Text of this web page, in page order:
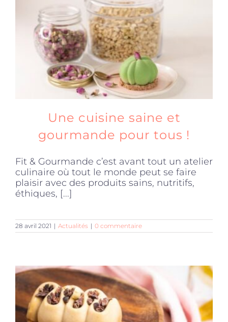
Produits sains
Click and collect
Accessoires
Offres
Une cuisine saine et
gourmande pour tous !
Fit & Gourmande c’est avant tout un atelier
culinaire où tout le monde peut se faire
plaisir avec des produits sains, nutritifs,
éthiques, [...]
28 avril 2021 | Actualités | 0 commentaire